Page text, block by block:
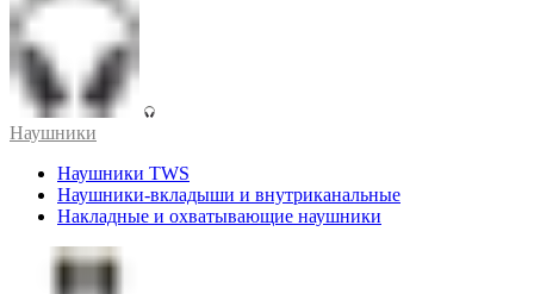
Наушники
Наушники TWS
Наушники-вкладыши и внутриканальные
Накладные и охватывающие наушники